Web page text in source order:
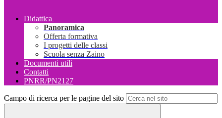
Didattica
Panoramica
Offerta formativa
I progetti delle classi
Scuola senza Zaino
Documenti utili
Contatti
PNRR/PN2127
Campo di ricerca per le pagine del sito